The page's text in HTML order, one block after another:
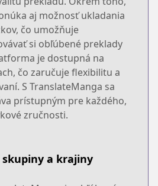
aj možnosť ukladania
čo umožňuje
si obľúbené preklady
je dostupná na
čo zaručuje flexibilitu a
S TranslateManga sa
prístupným pre každého,
zručnosti.
skupiny a krajiny